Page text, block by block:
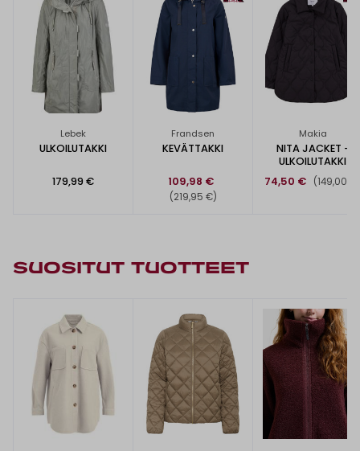
Lebek
ULKOILUTAKKI
179,99 €
Frandsen
KEVÄTTAKKI
109,98 €
(219,95 €)
Makia
NITA JACKET -
ULKOILUTAKKI
74,50 €
(149,00 €)
SUOSITUT TUOTTEET